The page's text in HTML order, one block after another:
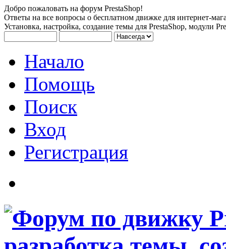
Добро пожаловать на форум PrestaShop!
Ответы на все вопросы о бесплатном движке для интернет-
Установка, настройка, создание темы для PrestaShop, модули
Начало
Помощь
Поиск
Вход
Регистрация